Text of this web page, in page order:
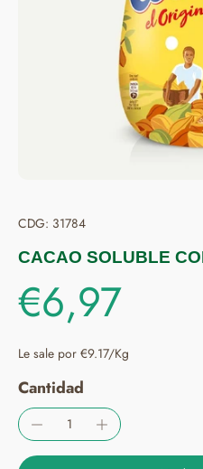
CDG: 31784
CACAO SOLUBLE
€6,97
Le sale por €9.17/Kg
Cantidad